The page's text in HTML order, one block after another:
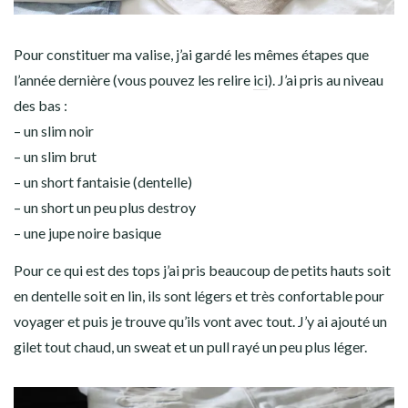
Pour constituer ma valise, j’ai gardé les mêmes étapes que
l’année dernière (vous pouvez les relire ici). J’ai pris au niveau
des bas :
– un slim noir
– un slim brut
– un short fantaisie (dentelle)
– un short un peu plus destroy
– une jupe noire basique
Pour ce qui est des tops j’ai pris beaucoup de petits hauts soit
en dentelle soit en lin, ils sont légers et très confortable pour
voyager et puis je trouve qu’ils vont avec tout. J’y ai ajouté un
gilet tout chaud, un sweat et un pull rayé un peu plus léger.